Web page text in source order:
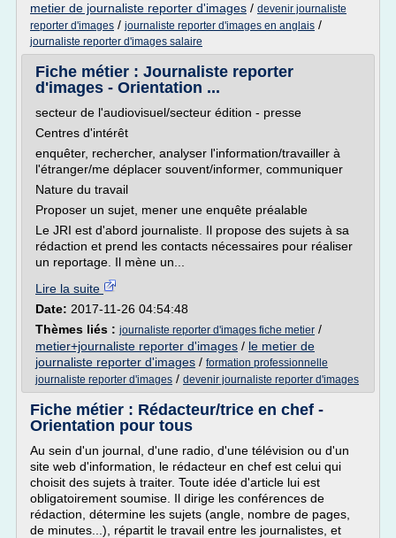
metier de journaliste reporter d'images / devenir journaliste
reporter d'images / journaliste reporter d'images en anglais /
journaliste reporter d'images salaire
Fiche métier : Journaliste reporter
d'images - Orientation ...
secteur de l'audiovisuel/secteur édition - presse
Centres d'intérêt
enquêter, rechercher, analyser l'information/travailler à
l'étranger/me déplacer souvent/informer, communiquer
Nature du travail
Proposer un sujet, mener une enquête préalable
Le JRI est d'abord journaliste. Il propose des sujets à sa
rédaction et prend les contacts nécessaires pour réaliser
un reportage. Il mène un...
Lire la suite
Date: 2017-11-26 04:54:48
Thèmes liés : journaliste reporter d'images fiche metier /
metier+journaliste reporter d'images / le metier de
journaliste reporter d'images / formation professionnelle
journaliste reporter d'images / devenir journaliste reporter d'images
Fiche métier : Rédacteur/trice en chef -
Orientation pour tous
Au sein d'un journal, d'une radio, d'une télévision ou d'un
site web d'information, le rédacteur en chef est celui qui
choisit des sujets à traiter. Toute idée d'article lui est
obligatoirement soumise. Il dirige les conférences de
rédaction, détermine les sujets (angle, nombre de pages,
de minutes...), répartit le travail entre les journalistes, et